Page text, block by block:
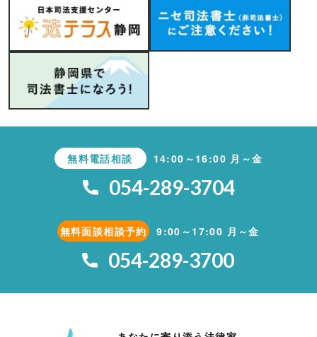
無料電話相談 14:00～16:00 月～金
054-289-3704
無料面談相談予約 9:00～17:00 月～金
054-289-3700